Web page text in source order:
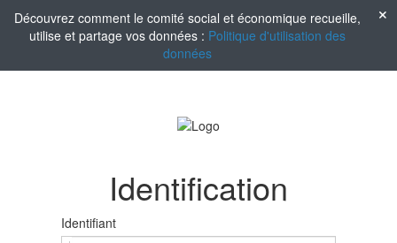
Découvrez comment le comité social et économique recueille,
utilise et partage vos données : Politique d'utilisation des
données
Identification
Identifiant